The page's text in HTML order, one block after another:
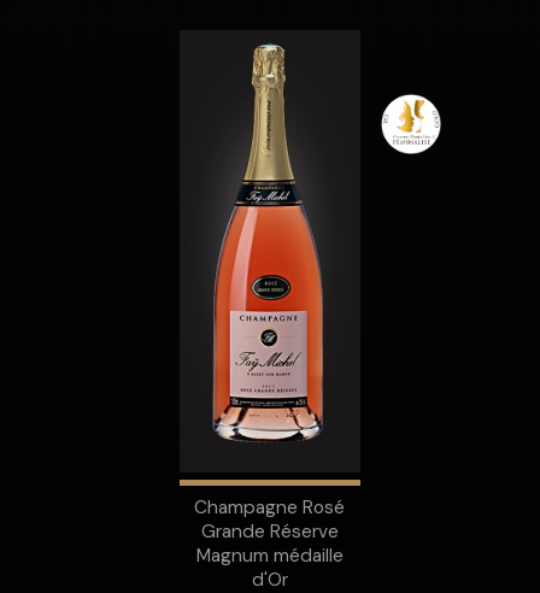
Champagne Rosé
Grande Réserve
Magnum médaille
d'Or